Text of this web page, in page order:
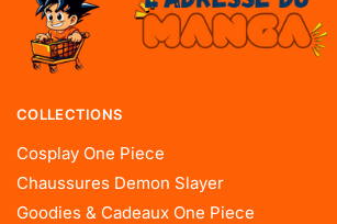
COLLECTIONS
Cosplay One Piece
Chaussures Demon Slayer
Goodies & Cadeaux One Piece